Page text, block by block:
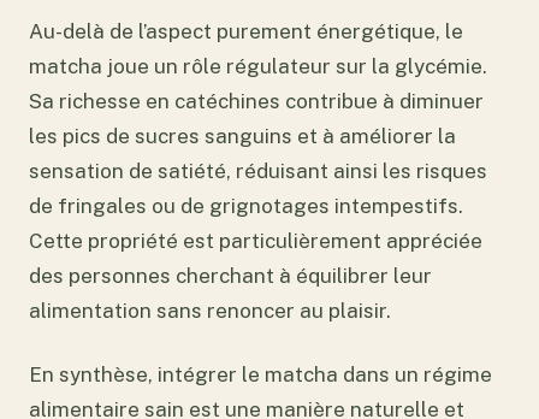
Au-delà de l’aspect purement énergétique, le
matcha joue un rôle régulateur sur la glycémie.
Sa richesse en catéchines contribue à diminuer
les pics de sucres sanguins et à améliorer la
sensation de satiété, réduisant ainsi les risques
de fringales ou de grignotages intempestifs.
Cette propriété est particulièrement appréciée
des personnes cherchant à équilibrer leur
alimentation sans renoncer au plaisir.
En synthèse, intégrer le matcha dans un régime
alimentaire sain est une manière naturelle et